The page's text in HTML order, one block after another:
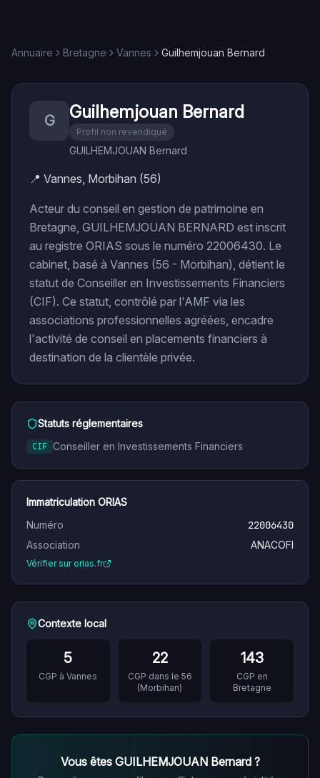
Annuaire Bretagne Vannes Guilhemjouan Bernard
G Guilhemjouan Bernard
Profil non revendiqué
GUILHEMJOUAN Bernard
📍 Vannes, Morbihan (56)
Acteur du conseil en gestion de patrimoine en
Bretagne, GUILHEMJOUAN BERNARD est inscrit
au registre ORIAS sous le numéro 22006430. Le
cabinet, basé à Vannes (56 - Morbihan), détient le
statut de Conseiller en Investissements Financiers
(CIF). Ce statut, contrôlé par l'AMF via les
associations professionnelles agréées, encadre
l'activité de conseil en placements financiers à
destination de la clientèle privée.
Statuts réglementaires
CIF Conseiller en Investissements Financiers
Immatriculation ORIAS
Numéro
22006430
Association ANACOFI
Vérifier sur orias.fr
Contexte local
5
CGP àVannes
22
CGP dans le 56
(Morbihan)
143
CGP en
Bretagne
Vous êtes GUILHEMJOUAN Bernard?